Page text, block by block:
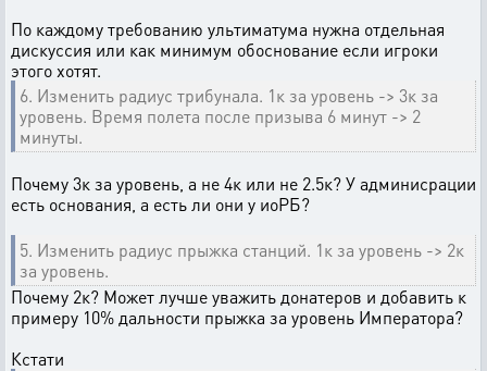
По каждому требованию ультиматума нужна отдельная
дискуссия или как минимум обоснование если игроки
этого хотят.
6. Изменить радиус трибунала. 1к за уровень -> 3к за
уровень. Время полета после призыва 6 минут -> 2
минуты.
Почему 3к за уровень, а не 4к или не 2.5к? У админисрации
есть основания, а есть ли они у иоРБ?
5. Изменить радиус прыжка станций. 1к за уровень -> 2к
за уровень.
Почему 2к? Может лучше уважить донатеров и добавить к
примеру 10% дальности прыжка за уровень Императора?
Кстати